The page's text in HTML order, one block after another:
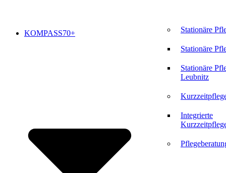
KOMPASS70+ Stationäre
Stationäre
Stationäre
Leubnitz
Integrierte